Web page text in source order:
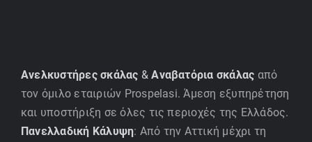
Ανελκυστήρες σκάλας &Αναβατόρια σκάλας από
τον όμιλο εταιριών Prospelasi. Άμεση εξυπηρέτηση
και υποστήριξη σε όλες τις περιοχές της Ελλάδος.
Πανελλαδική Κάλυψη: Από την Αττική μέχρι τη